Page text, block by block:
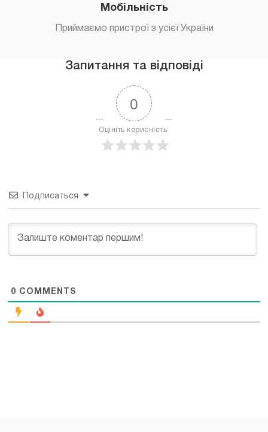
Мобільність
Приймаємо пристрої з усієї України
Запитання та відповіді
0
Оцініть корисність:
Подписаться
0 COMMENTS